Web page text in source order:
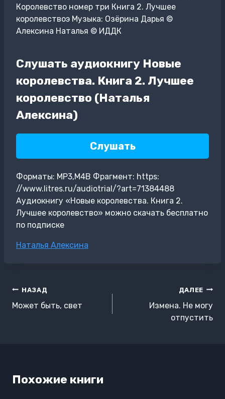
Королевство номер три Книга 2. Лучшее
королевствоэ Музыка: Озёрина Дарья ©
Алексина Наталья © ИДДК
Слушать аудиокнигу Новые
королевства. Книга 2. Лучшее
королевство (Наталья
Алексина)
Слушать
Форматы: MP3,M4B Фрагмент: https:
//www.litres.ru/audiotrial/?art=71384488
Аудиокнигу «Новые королевства. Книга 2.
Лучшее королевство» можно скачать бесплатно
по подписке
Метки
Наталья Алексина
Навигация
по
НАЗАД
Может быть, свет
ДАЛЕЕ
Измена. Не могу
отпустить
Похожие книги